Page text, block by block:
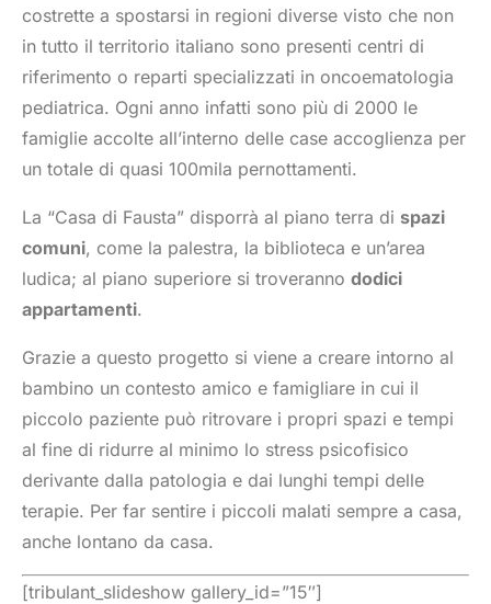
costrette a spostarsi in regioni diverse visto che non
in tutto il territorio italiano sono presenti centri di
riferimento o reparti specializzati in oncoematologia
pediatrica. Ogni anno infatti sono più di 2000 le
famiglie accolte all’interno delle case accoglienza per
un totale di quasi 100mila pernottamenti.
La “Casa di Fausta” disporrà al piano terra di spazi
comuni, come la palestra, la biblioteca e un’area
ludica; al piano superiore si troveranno dodici
appartamenti.
Grazie a questo progetto si viene a creare intorno al
bambino un contesto amico e famigliare in cui il
piccolo paziente può ritrovare i propri spazi e tempi
al fine di ridurre al minimo lo stress psicofisico
derivante dalla patologia e dai lunghi tempi delle
terapie. Per far sentire i piccoli malati sempre a casa,
anche lontano da casa.
[tribulant_slideshow gallery_id=”15″]